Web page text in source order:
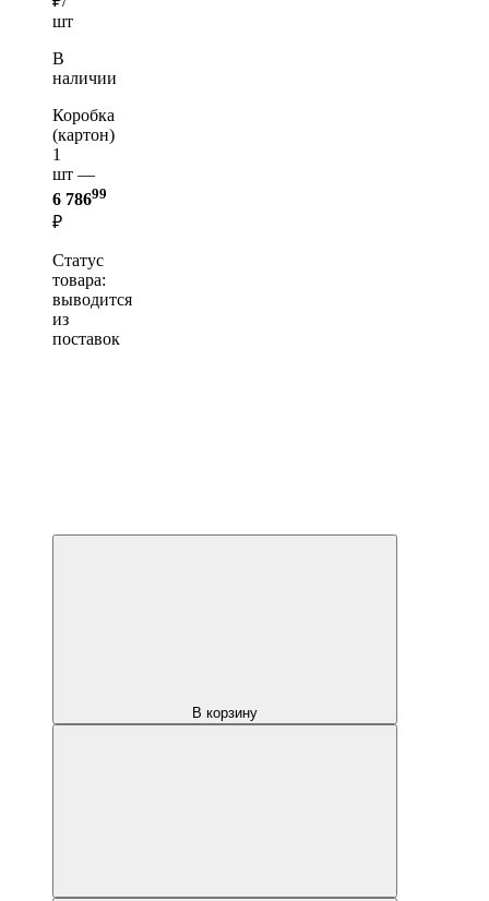
шт
В
наличии
Коробка
(картон)
1
шт —
6 78699
₽
Статус
товара:
выводится
из
поставок
В корзину